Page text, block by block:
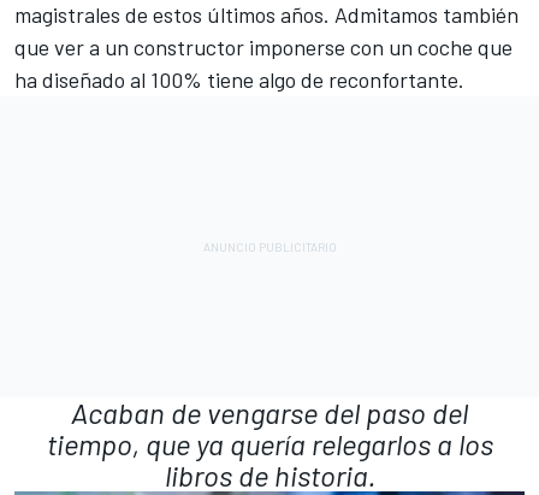
magistrales de estos últimos años. Admitamos también
que ver a un constructor imponerse con un coche que
ha diseñado al 100% tiene algo de reconfortante.
Acaban de vengarse del paso del
tiempo, que ya quería relegarlos a los
libros de historia.